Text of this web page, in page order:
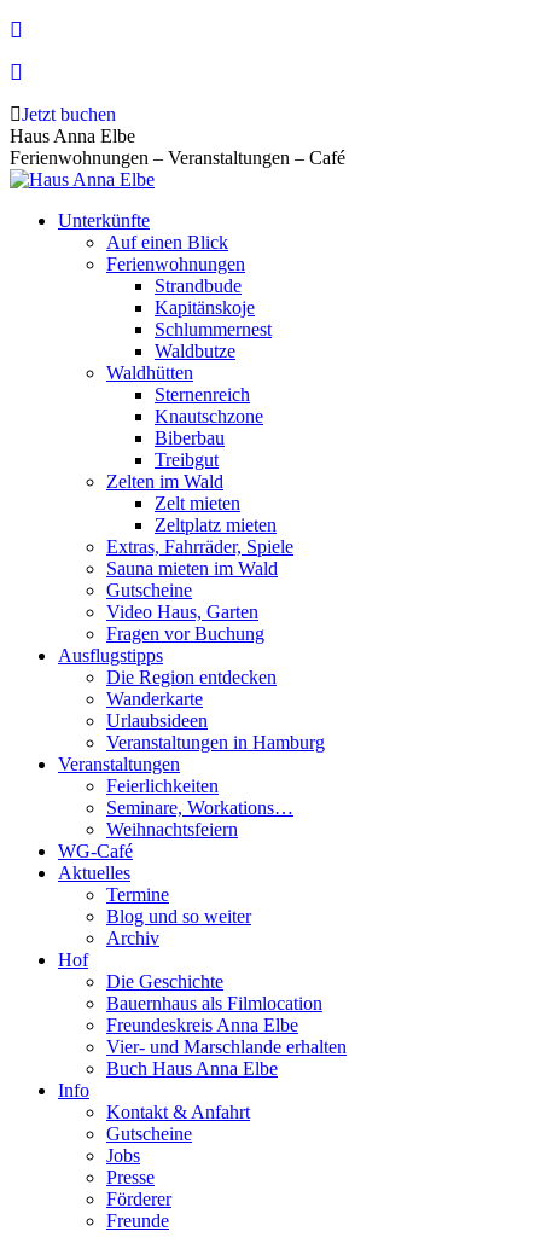
Zum
springen
Jetzt buchen
Haus Anna Elbe
Ferienwohnungen – Veranstaltungen – Café
Unterkünfte
Auf einen Blick
Ferienwohnungen
Strandbude
Kapitänskoje
Schlummernest
Waldbutze
Waldhütten
Sternenreich
Knautschzone
Biberbau
Treibgut
Zelten im Wald
Zelt mieten
Zeltplatz mieten
Extras, Fahrräder, Spiele
Sauna mieten im Wald
Gutscheine
Video Haus, Garten
Fragen vor Buchung
Ausflugstipps
Die Region entdecken
Wanderkarte
Urlaubsideen
Veranstaltungen in Hamburg
Veranstaltungen
Feierlichkeiten
Seminare, Workations…
Weihnachtsfeiern
WG-Café
Aktuelles
Termine
Blog und so weiter
Archiv
Hof
Die Geschichte
Bauernhaus als Filmlocation
Freundeskreis Anna Elbe
Vier- und Marschlande erhalten
Buch Haus Anna Elbe
Info
Kontakt & Anfahrt
Gutscheine
Jobs
Presse
Förderer
Freunde